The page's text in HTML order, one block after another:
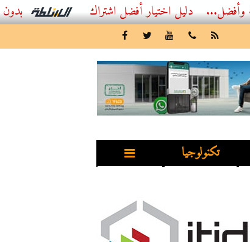
أفضل اشتراك IPTV بدون تقطيع 2026 – دليل المشاهد العصري
تكنولوجيا